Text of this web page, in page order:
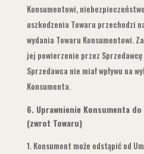
Konsumentowi,
uszkodzenia Towaru przechodzi
wydania Towaru Konsumentowi.
jej powierzenie przez
Sprzedawca nie miał wpływu na
Konsumenta.
6. Uprawnienie Konsumenta
(zwrot Towaru)
Konsument może odstąpić od